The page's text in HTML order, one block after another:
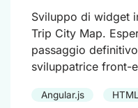
Sviluppo di widget
Trip City Map.
passaggio
sviluppatrice front-
Angular.js